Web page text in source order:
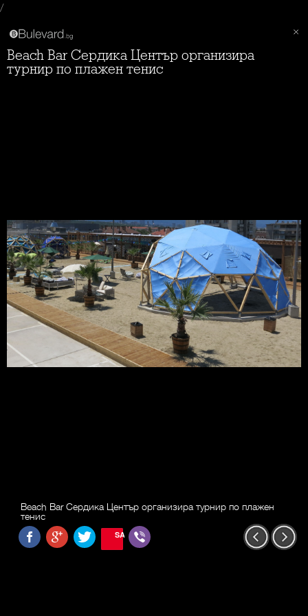
/
Beach Bar Сердика Център организира
турнир по плажен тенис
Beach Bar Сердика Център организира турнир по плажен
тенис
SAVE